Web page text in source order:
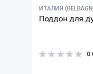
ИТАЛИЯ
Поддон для
0